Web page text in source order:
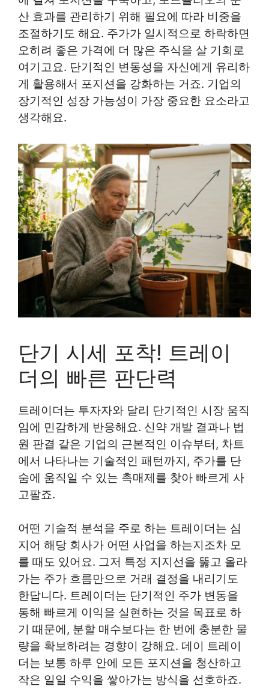
산 효과를 관리하기 위해 필요에 따라 비중을
조절하기도 해요. 주가가 일시적으로 하락하면
오히려 좋은 가격에 더 많은 주식을 살 기회로
여기고요. 단기적인 변동성을 자신에게 유리하
게 활용해서 포지션을 강화하는 거죠. 기업의
장기적인 성장 가능성이 가장 중요한 요소라고
생각해요.
단기 시세 포착! 트레이
더의 빠른 판단력
트레이더는 투자자와 달리 단기적인 시장 움직
임에 민감하게 반응해요. 신약 개발 결과나 법
원 판결 같은 기업의 근본적인 이슈부터, 차트
에서 나타나는 기술적인 패턴까지, 주가를 단
숨에 움직일 수 있는 촉매제를 찾아 빠르게 사
고팔죠.
어떤 기술적 분석을 주로 하는 트레이더는 심
지어 해당 회사가 어떤 사업을 하는지조차 모
를 때도 있어요. 그저 특정 지지선을 뚫고 올라
가는 주가 흐름만으로 거래 결정을 내리기도
한답니다. 트레이더는 단기적인 주가 변동을
통해 빠르게 이익을 실현하는 것을 목표로 하
기 때문에, 분할 매수보다는 한 번에 충분한 물
량을 확보하려는 경향이 강해요. 데이 트레이
더는 보통 하루 안에 모든 포지션을 청산하고
작은 일일 수익을 쌓아가는 방식을 선호하죠.